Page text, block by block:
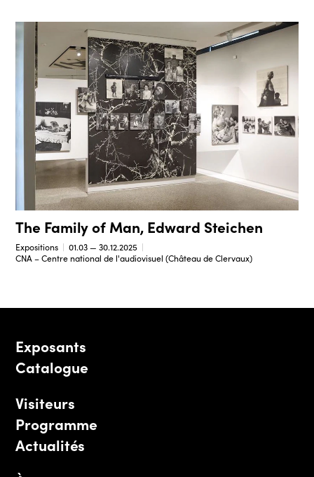
The Family of Man, Edward Steichen
Expositions
01.03 — 30.12.2025
CNA – Centre national de l'audiovisuel (Château de Clervaux)
Exposants
Catalogue
Visiteurs
Programme
Actualités